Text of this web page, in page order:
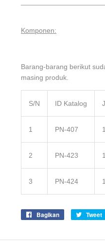
Komponen:
Barang-barang berikut
masing produk.
S/N ID Katalog
1 PN-407
2 PN-423
3 PN-424
Bagikan
Share
Tweet